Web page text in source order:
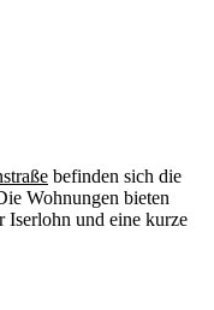
befinden sich die
Wohnungen bieten
Iserlohn und eine kurze